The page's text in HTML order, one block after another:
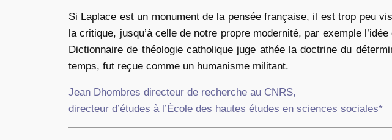
Si Laplace est un monument de la pensée française, il est trop peu
la critique, jusqu’à celle de notre propre modernité, par exemple
Dictionnaire de théologie catholique juge athée la doctrine du
temps, fut reçue comme un humanisme militant.
Jean Dhombres directeur de recherche au CNRS,
directeur d’études à l’École des hautes études en sciences sociales*